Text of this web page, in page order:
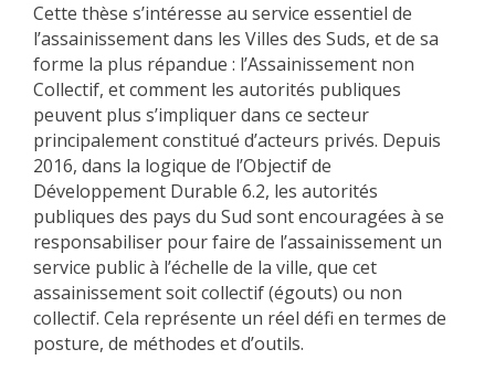
Cette thèse s’intéresse au service essentiel de
l’assainissement dans les Villes des Suds, et de sa
forme la plus répandue : l’Assainissement non
Collectif, et comment les autorités publiques
peuvent plus s’impliquer dans ce secteur
principalement constitué d’acteurs privés. Depuis
2016, dans la logique de l’Objectif de
Développement Durable 6.2, les autorités
publiques des pays du Sud sont encouragées à se
responsabiliser pour faire de l’assainissement un
service public à l’échelle de la ville, que cet
assainissement soit collectif (égouts) ou non
collectif. Cela représente un réel défi en termes de
posture, de méthodes et d’outils.